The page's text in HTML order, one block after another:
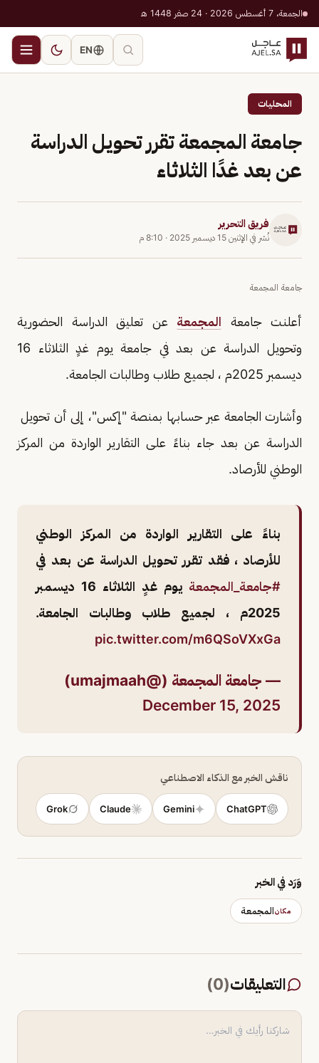
الجمعة، 7 أغسطس 2026 · 24 صفر 1448 هـ
EN
المحليات
جامعة المجمعة تقرر تحويل الدراسة
عن بعد غدًا الثلاثاء
فريق التحرير
نُشر في الإثنين 15 ديسمبر 2025 · 8:10 م
جامعة المجمعة
أعلنت جامعة المجمعة عن تعليق الدراسة الحضورية
وتحويل الدراسة عن بعد في جامعة يوم غدٍ الثلاثاء 16
ديسمبر 2025م ، لجميع طلاب وطالبات الجامعة.
وأشارت الجامعة عبر حسابها بمنصة "إكس"، إلى أن تحويل
الدراسة عن بعد جاء بناءً على التقارير الواردة من المركز
الوطني للأرصاد.
بناءً على التقارير الواردة من المركز الوطني
للأرصاد ، فقد تقرر تحويل الدراسة عن بعد في
#جامعة_المجمعة
يوم غدٍ الثلاثاء 16 ديسمبر
2025م ، لجميع طلاب وطالبات الجامعة.
pic.twitter.com/m6QSoVXxGa
— جامعة المجمعة (@umajmaah)
December 15, 2025
ناقش الخبر مع الذكاء الاصطناعي
ChatGPT
Gemini
Claude
Grok
وَرَد في الخبر
مكانالمجمعة
التعليقات(
0
)